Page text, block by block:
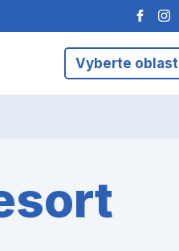
Vyberte oblast